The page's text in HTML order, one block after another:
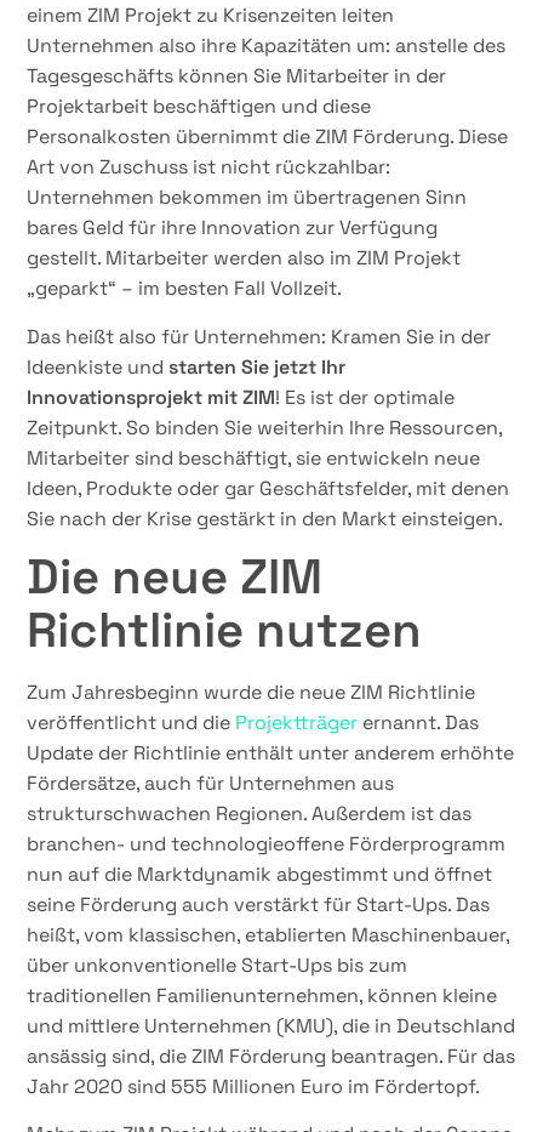
einem ZIM Projekt zu Krisenzeiten leiten
Unternehmen also ihre Kapazitäten um: anstelle des
Tagesgeschäfts können Sie Mitarbeiter in der
Projektarbeit beschäftigen und diese
Personalkosten übernimmt die ZIM Förderung. Diese
Art von Zuschuss ist nicht rückzahlbar:
Unternehmen bekommen im übertragenen Sinn
bares Geld für ihre Innovation zur Verfügung
gestellt. Mitarbeiter werden also im ZIM Projekt
„geparkt“ – im besten Fall Vollzeit.
Das heißt also für Unternehmen: Kramen Sie in der
Ideenkiste und starten Sie jetzt Ihr
Innovationsprojekt mit ZIM! Es ist der optimale
Zeitpunkt. So binden Sie weiterhin Ihre Ressourcen,
Mitarbeiter sind beschäftigt, sie entwickeln neue
Ideen, Produkte oder gar Geschäftsfelder, mit denen
Sie nach der Krise gestärkt in den Markt einsteigen.
Die neue ZIM
Richtlinie nutzen
Zum Jahresbeginn wurde die neue ZIM Richtlinie
veröffentlicht und die Projektträger ernannt. Das
Update der Richtlinie enthält unter anderem erhöhte
Fördersätze, auch für Unternehmen aus
strukturschwachen Regionen. Außerdem ist das
branchen- und technologieoffene Förderprogramm
nun auf die Marktdynamik abgestimmt und öffnet
seine Förderung auch verstärkt für Start-Ups. Das
heißt, vom klassischen, etablierten Maschinenbauer,
über unkonventionelle Start-Ups bis zum
traditionellen Familienunternehmen, können kleine
und mittlere Unternehmen (KMU), die in Deutschland
ansässig sind, die ZIM Förderung beantragen. Für das
Jahr 2020 sind 555 Millionen Euro im Fördertopf.